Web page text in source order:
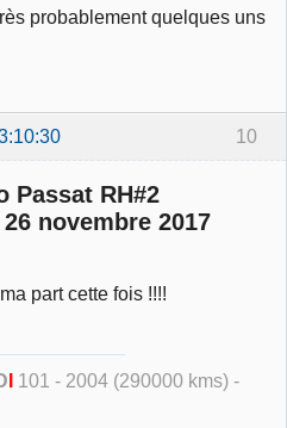
probablement quelques uns
10
Passat RH#2
novembre 2017
part cette fois !!!!
101 - 2004 (290000 kms) -